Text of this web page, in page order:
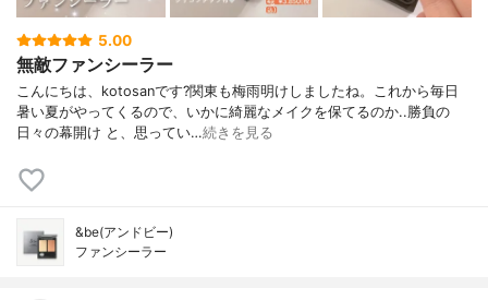
5.00
無敵ファンシーラー
こんにちは、kotosanです?関東も梅雨明けしましたね。これから毎日
暑い夏がやってくるので、いかに綺麗なメイクを保てるのか..勝負の
日々の幕開け と、思ってい…続きを見る
&be(アンドビー)
ファンシーラー